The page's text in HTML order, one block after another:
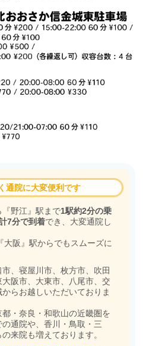
通院に大変便利です
野江』駅まで1駅約2分の乗
7分で到着でき、大変通院し
大阪』駅からでもスムーズに
、寝屋川市、枚方市、吹田
阪市、大東市、八尾市、交
らお越しいただいておりま
・奈良・和歌山の近畿圏を
通院や、香川・鳥取・三
来院も増えております。